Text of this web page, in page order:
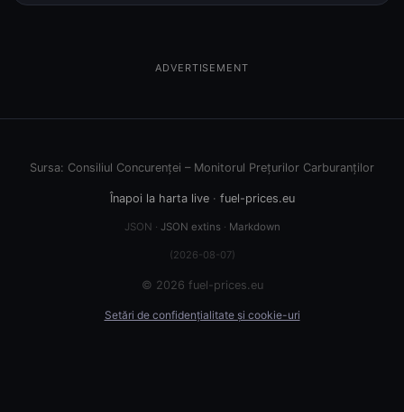
ADVERTISEMENT
Sursa: Consiliul Concurenței – Monitorul Prețurilor Carburanților
Înapoi la harta live· fuel-prices.eu
JSON · JSON extins· Markdown
(2026-08-07)
© 2026 fuel-prices.eu
Setări de confidențialitate și cookie-uri